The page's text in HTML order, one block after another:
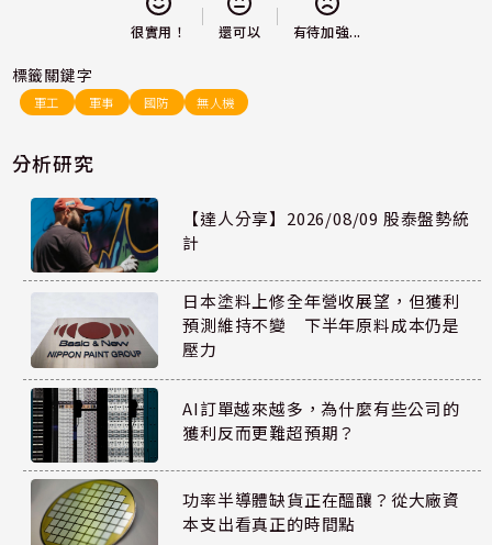
很實用！ 還可以 有待加強...
標籤關鍵字
軍工 軍事 國防 無人機
分析研究
【達人分享】2026/08/09 股泰盤勢統
計
日本塗料上修全年營收展望，但獲利
預測維持不變 下半年原料成本仍是
壓力
AI訂單越來越多，為什麼有些公司的
獲利反而更難超預期？
功率半導體缺貨正在醞釀？從大廠資
本支出看真正的時間點